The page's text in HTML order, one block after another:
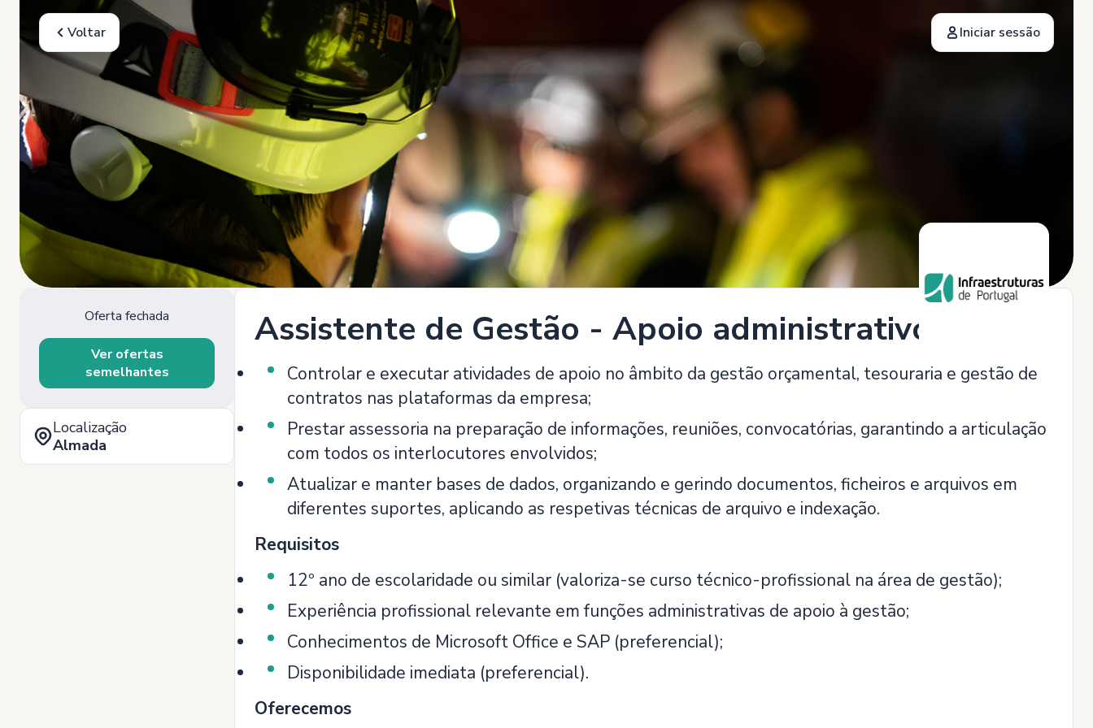
Voltar Iniciar sessão
Oferta fechada
Ver ofertas
semelhantes
Localização
Almada
Assistente de Gestão - Apoio administrativo (M/F)
Controlar e executar atividades de apoio no âmbito da gestão orçamental, tesouraria e gestão de
contratos nas plataformas da empresa;
Prestar assessoria na preparação de informações, reuniões, convocatórias, garantindo a articulação
com todos os interlocutores envolvidos;
Atualizar e manter bases de dados, organizando e gerindo documentos, ficheiros e arquivos em
diferentes suportes, aplicando as respetivas técnicas de arquivo e indexação.
Requisitos
12º ano de escolaridade ou similar (valoriza-se curso técnico-profissional na área de gestão);
Experiência profissional relevante em funções administrativas de apoio à gestão;
Conhecimentos de Microsoft Office e SAP (preferencial);
Disponibilidade imediata (preferencial).
Oferecemos